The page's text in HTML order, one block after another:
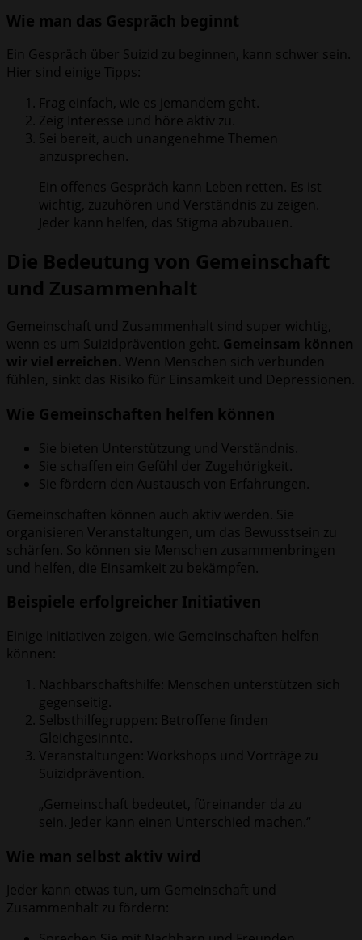
Wie man das Gespräch beginnt
Ein Gespräch über Suizid zu beginnen, kann schwer sein.
Hier sind einige Tipps:
Frag einfach, wie es jemandem geht.
Zeig Interesse und höre aktiv zu.
Sei bereit, auch unangenehme Themen
anzusprechen.
Ein offenes Gespräch kann Leben retten. Es ist
wichtig, zuzuhören und Verständnis zu zeigen.
Jeder kann helfen, das Stigma abzubauen.
Die Bedeutung von Gemeinschaft
und Zusammenhalt
Gemeinschaft und Zusammenhalt sind super wichtig,
wenn es um Suizidprävention geht. Gemeinsam können
wir viel erreichen. Wenn Menschen sich verbunden
fühlen, sinkt das Risiko für Einsamkeit und Depressionen.
Wie Gemeinschaften helfen können
Sie bieten Unterstützung und Verständnis.
Sie schaffen ein Gefühl der Zugehörigkeit.
Sie fördern den Austausch von Erfahrungen.
Gemeinschaften können auch aktiv werden. Sie
organisieren Veranstaltungen, um das Bewusstsein zu
schärfen. So können sie Menschen zusammenbringen
und helfen, die Einsamkeit zu bekämpfen.
Beispiele erfolgreicher Initiativen
Einige Initiativen zeigen, wie Gemeinschaften helfen
können:
Nachbarschaftshilfe: Menschen unterstützen sich
gegenseitig.
Selbsthilfegruppen: Betroffene finden
Gleichgesinnte.
Veranstaltungen: Workshops und Vorträge zu
Suizidprävention.
„Gemeinschaft bedeutet, füreinander da zu
sein. Jeder kann einen Unterschied machen.“
Wie man selbst aktiv wird
Jeder kann etwas tun, um Gemeinschaft und
Zusammenhalt zu fördern: